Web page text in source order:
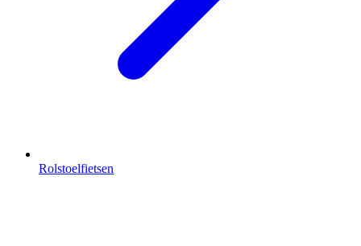
Rolstoelfietsen